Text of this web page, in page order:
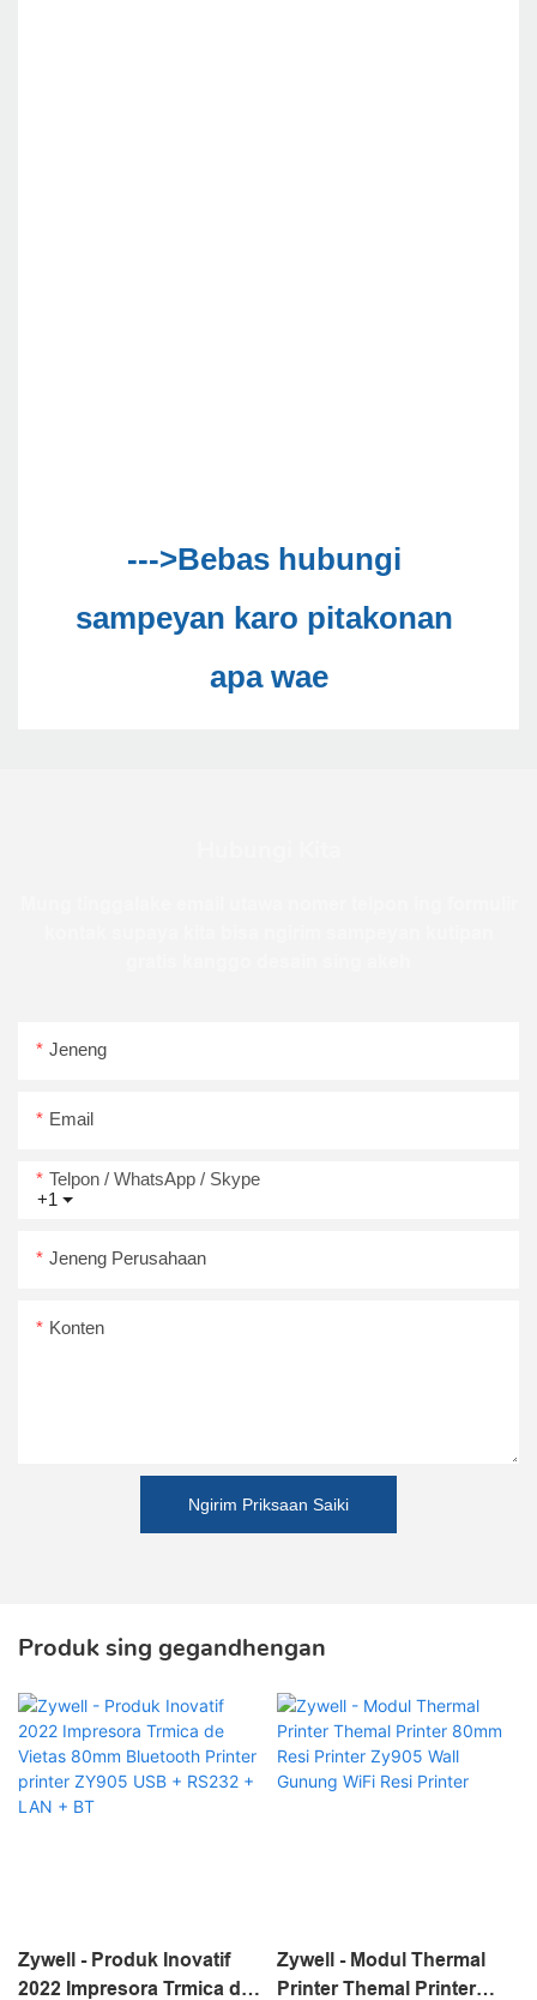
--->Bebas hubungi
sampeyan karo pitakonan
apa wae
Jeneng
Email
+1
Telpon / WhatsApp / Skype
Jeneng Perusahaan
Konten
Ngirim Priksaan Saiki
Produk sing gegandhengan
Zywell - Produk Inovatif
2022 Impresora Trmica de
Zywell - Modul Thermal
Printer Themal Printer